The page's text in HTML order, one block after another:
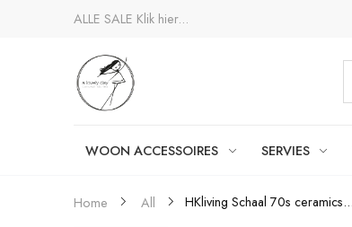
ALLE SALE Klik hier...
WOON ACCESSOIRES SERVIES
Home All HKliving Schaal 70s ceramics...